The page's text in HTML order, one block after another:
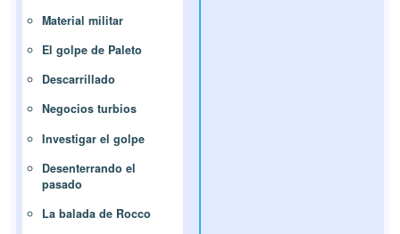
Material militar
El golpe de Paleto
Descarrillado
Negocios turbios
Investigar el golpe
Desenterrando el
pasado
La balada de Rocco